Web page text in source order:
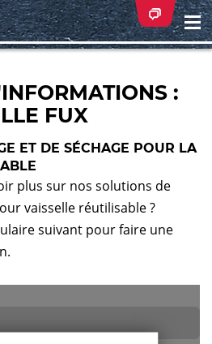
:
FUX
ET DE SÉCHAGE POUR LA
plus sur nos solutions de
vaisselle réutilisable ?
suivant pour faire une